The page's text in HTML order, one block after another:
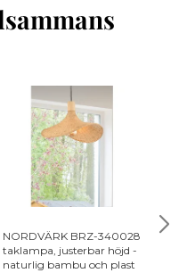
NORDVÄRK BRZ-340028
taklampa, justerbar höjd -
naturlig bambu och plast